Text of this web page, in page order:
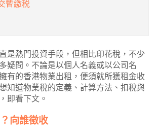
暫繳税
是熱門投資手段，但相比印花稅，不少
疑問。不論是以個人名義或以公司名
有的香港物業出租，便須就所獲租金收
知道物業稅的定義、計算方法、扣稅與
即看下文。
向誰徵收